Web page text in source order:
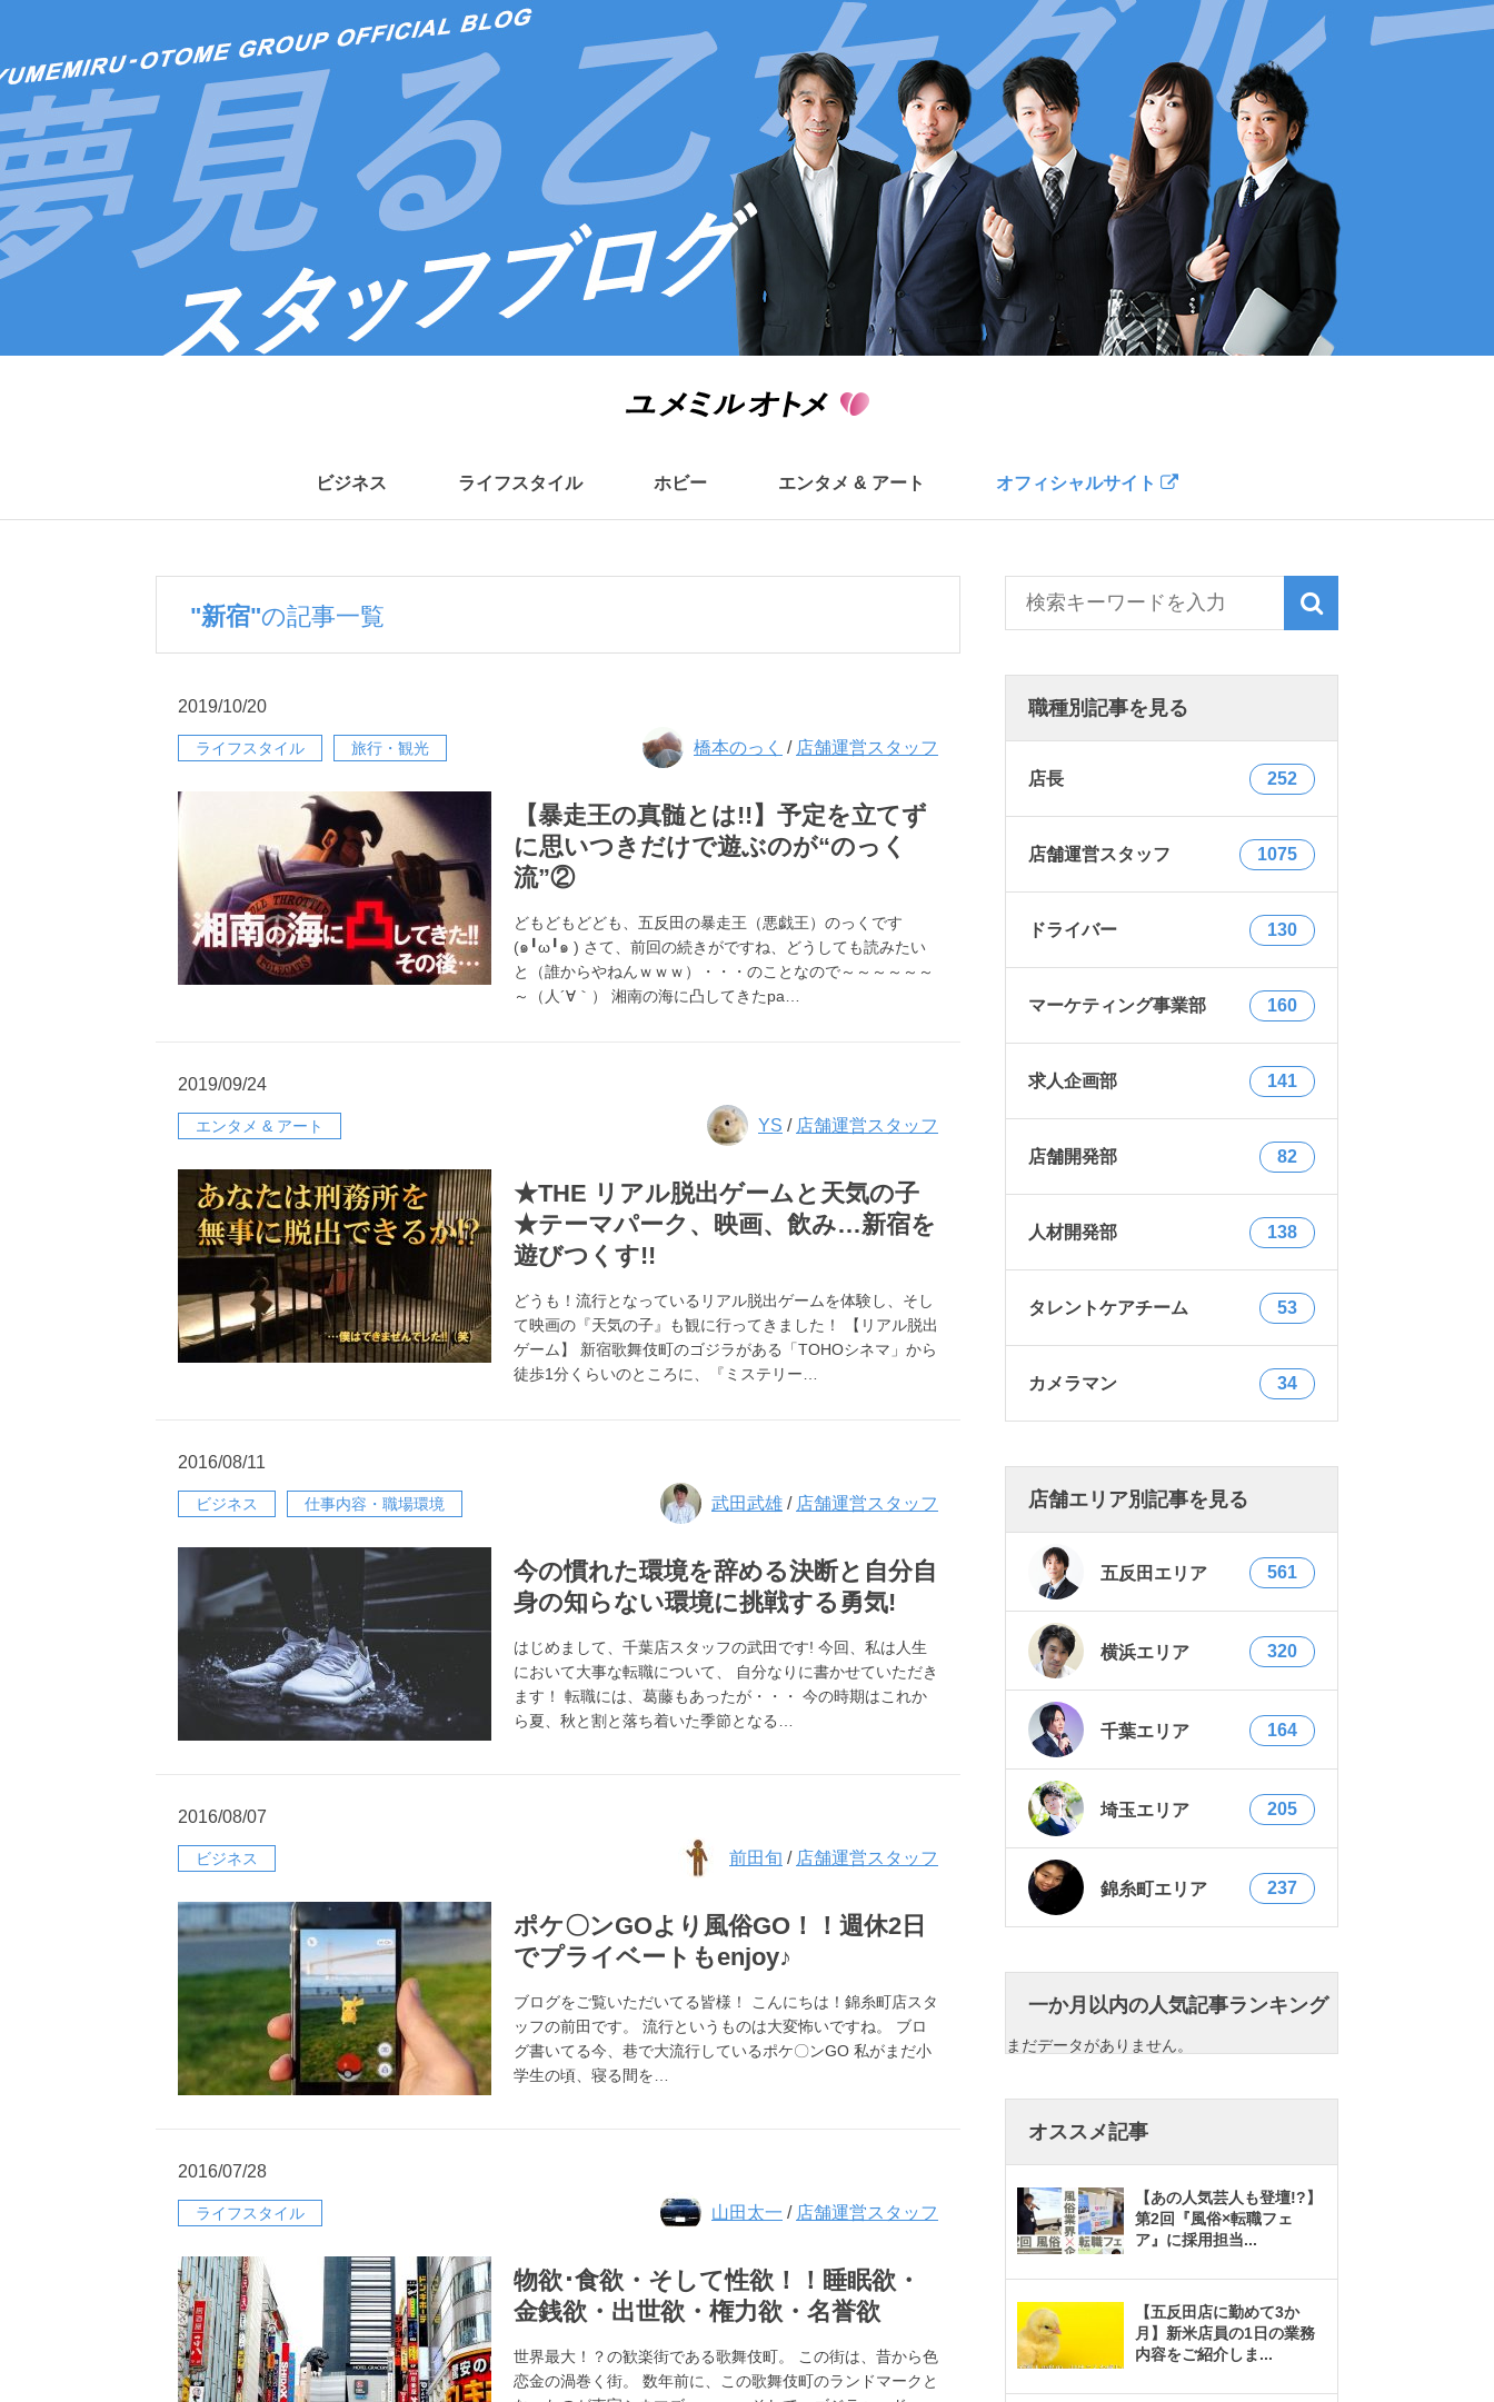
ビジネス ライフスタイル ホビー エンタメ & アート オフィシャルサイト
"新宿"の記事一覧
2019/10/20
ライフスタイル 旅行・観光 橋本のっく / 店舗運営スタッフ
【暴走王の真髄とは!!】予定を立てず
に思いつきだけで遊ぶのが“のっく
流”②
どもどもどども、五反田の暴走王（悪戯王）のっくです
(๑╹ω╹๑ ) さて、前回の続きがですね、どうしても読みたい
と（誰からやねんｗｗｗ）・・・のことなので～～～～～～
～（人´∀｀） 湘南の海に凸してきたpa…
2019/09/24
エンタメ & アート YS / 店舗運営スタッフ
★THE リアル脱出ゲームと天気の子
★テーマパーク、映画、飲み…新宿を
遊びつくす!!
どうも！流行となっているリアル脱出ゲームを体験し、そし
て映画の『天気の子』も観に行ってきました！ 【リアル脱出
ゲーム】 新宿歌舞伎町のゴジラがある「TOHOシネマ」から
徒歩1分くらいのところに、『ミステリー…
2016/08/11
ビジネス 仕事内容・職場環境 武田武雄 / 店舗運営スタッフ
今の慣れた環境を辞める決断と自分自
身の知らない環境に挑戦する勇気!
はじめまして、千葉店スタッフの武田です! 今回、私は人生
において大事な転職について、 自分なりに書かせていただき
ます！ 転職には、葛藤もあったが・・・ 今の時期はこれか
ら夏、秋と割と落ち着いた季節となる…
2016/08/07
ビジネス 前田旬 / 店舗運営スタッフ
ポケ〇ンGOより風俗GO！！週休2日
でプライベートもenjoy♪
ブログをご覧いただいてる皆様！ こんにちは！錦糸町店スタ
ッフの前田です。 流行というものは大変怖いですね。 ブロ
グ書いてる今、巷で大流行しているポケ〇ンGO 私がまだ小
学生の頃、寝る間を…
2016/07/28
ライフスタイル 山田太一 / 店舗運営スタッフ
物欲･食欲・そして性欲！！睡眠欲・
金銭欲・出世欲・権力欲・名誉欲
世界最大！？の歓楽街である歌舞伎町。 この街は、昔から色
恋金の渦巻く街。 数年前に、この歌舞伎町のランドマークと
職種別記事を見る
店長 252
店舗運営スタッフ 1075
ドライバー 130
マーケティング事業部 160
求人企画部 141
店舗開発部 82
人材開発部 138
タレントケアチーム 53
カメラマン 34
店舗エリア別記事を見る
五反田エリア 561
横浜エリア 320
千葉エリア 164
埼玉エリア 205
錦糸町エリア 237
一か月以内の人気記事ランキング
まだデータがありません。
オススメ記事
【あの人気芸人も登壇!?】
第2回『風俗×転職フェ
ア』に採用担当...
【五反田店に勤めて3か
月】新米店員の1日の業務
内容をご紹介しま ...